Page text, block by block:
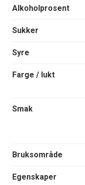
Alkoholprosent
Sukker
Syre
Farge / lukt
Smak
Bruksområde
Egenskaper